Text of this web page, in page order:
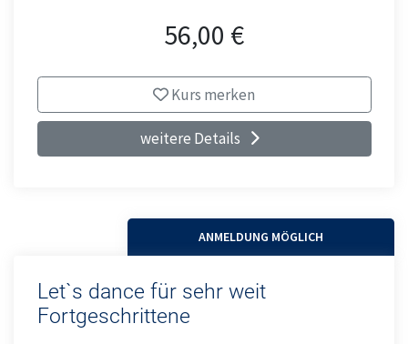
56,00 €
Kurs merken
weitere Details
ANMELDUNG MÖGLICH
Let`s dance für sehr weit
Fortgeschrittene